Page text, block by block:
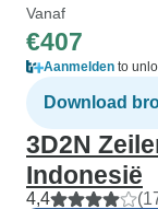
Vanaf
€407
Aanmelden to
Download
3D2N
Indonesië
4,4